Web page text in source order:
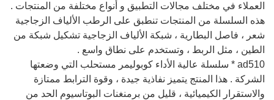
العملاء في مختلف مجالات التطبيق و أنواع مختلفة من المنتجات .
هذه السلسلة من المنتجات تنطبق على الرطب الألياف الزجاجية
شعر ، فاصل البطارية ، شبكة الألياف الزجاجية تشكيل شبكة من
الطين ، مثل الربط ، وتستخدم على نطاق واسع .
ad510 * سلسلة عالية الأداء كوبوليمر مستحلب التي وضعتها
الشركة . هذا المنتج يتميز نفاذية جيدة ، وقوة الترابط ممتازة
والاستقرار الكيميائية ، قليل من برمنغنات البوتاسيوم الحد من